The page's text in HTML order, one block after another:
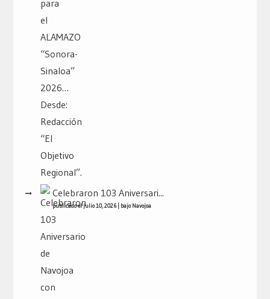
Celebraron 103 Aniversari...
publicado el julio 10, 2026| bajoNavojoa